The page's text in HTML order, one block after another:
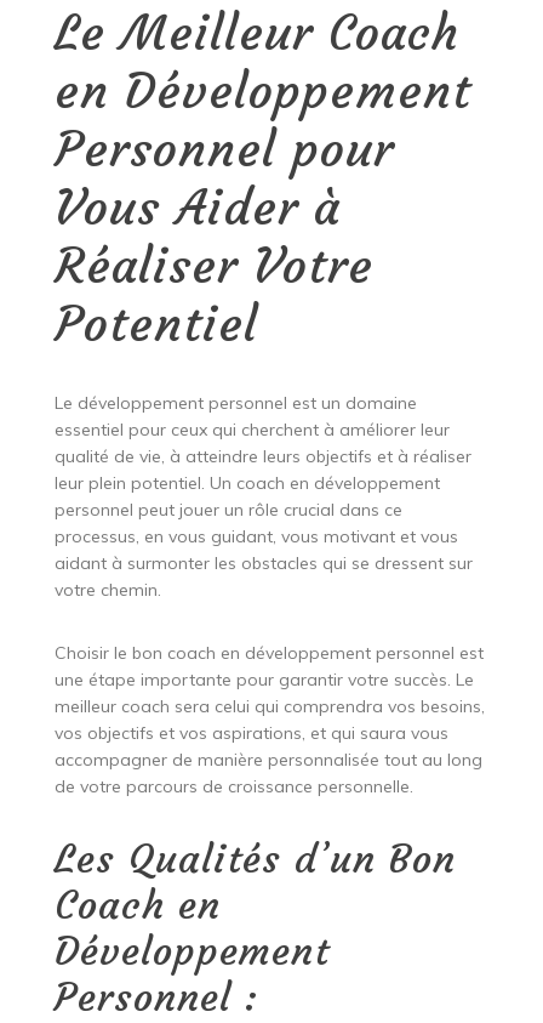
Le Meilleur Coach
en Développement
Personnel pour
Vous Aider à
Réaliser Votre
Potentiel
Le développement personnel est un domaine
essentiel pour ceux qui cherchent à améliorer leur
qualité de vie, à atteindre leurs objectifs et à réaliser
leur plein potentiel. Un coach en développement
personnel peut jouer un rôle crucial dans ce
processus, en vous guidant, vous motivant et vous
aidant à surmonter les obstacles qui se dressent sur
votre chemin.
Choisir le bon coach en développement personnel est
une étape importante pour garantir votre succès. Le
meilleur coach sera celui qui comprendra vos besoins,
vos objectifs et vos aspirations, et qui saura vous
accompagner de manière personnalisée tout au long
de votre parcours de croissance personnelle.
Les Qualités d’un Bon
Coach en
Développement
Personnel :